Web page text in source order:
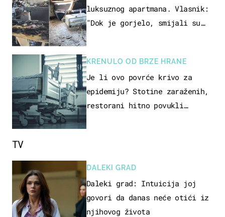
luksuznog apartmana. Vlasnik:
"Dok je gorjelo, smijali su
KRENULO OD BRZE HRANE
Je li ovo povrće krivo za
epidemiju? Stotine zaraženih,
restorani hitno povukli
TV
DALEKI GRAD
Daleki grad: Intuicija joj
govori da danas neće otići iz
njihovog života